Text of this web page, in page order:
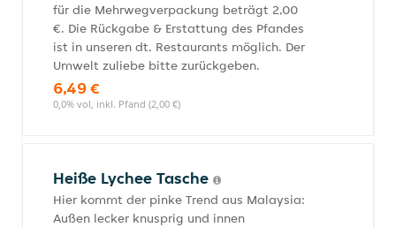
für die Mehrwegverpackung beträgt 2,00
€. Die Rückgabe & Erstattung des Pfandes
ist in unseren dt. Restaurants möglich. Der
Umwelt zuliebe bitte zurückgeben.
6,49 €
0,0% vol, inkl. Pfand (2,00 €)
Heiße Lychee Tasche
Hier kommt der pinke Trend aus Malaysia:
Außen lecker knusprig und innen